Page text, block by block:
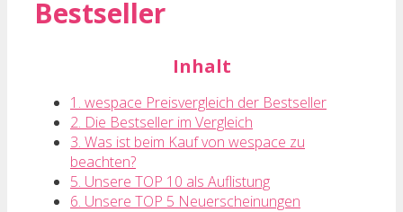
Bestseller
Inhalt
1. wespace Preisvergleich der Bestseller
2. Die Bestseller im Vergleich
3. Was ist beim Kauf von wespace zu
beachten?
5. Unsere TOP 10 als Auflistung
6. Unsere TOP 5 Neuerscheinungen